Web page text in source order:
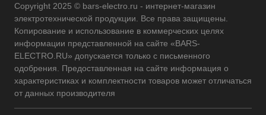
Copyright 2025 © bars-electro.ru - интернет-магазин
электротехнической продукции. Все права защищены.
Копирование и использование в коммерческих целях
информации представленной на сайте «BARS-
ELECTRO.RU» допускается только с письменного
одобрения. Предоставленная на сайте информация о
характеристиках и комплектности товаров может отличаться
от данных производителя